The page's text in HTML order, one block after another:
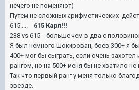
нечего не поменяют)
Путем не сложных арифметических
615..... 615 Карл!!!
238 vs 615 больше чем в два с
Я был немного шокирован, боев 300+ я
400+ мог бы сыграть, если очень
рангом, но на 500+ меня бы не хватило не
Так что первый ранг у меня только
звезде.